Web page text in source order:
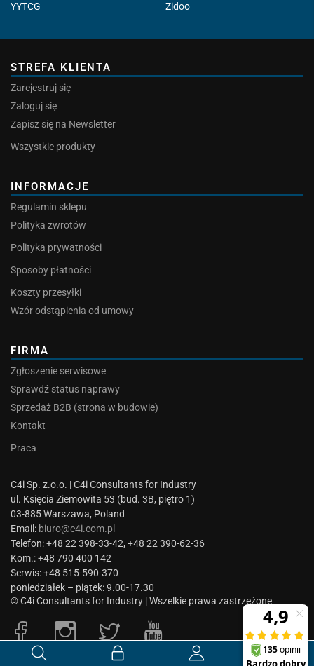
YYTCG
Zidoo
STREFA KLIENTA
Zarejestruj się
Zaloguj się
Zapisz się na Newsletter
Wszystkie produkty
INFORMACJE
Regulamin sklepu
Polityka zwrotów
Polityka prywatności
Sposoby płatności
Koszty przesyłki
Wzór odstąpienia od umowy
FIRMA
Zgłoszenie serwisowe
Sprawdź status naprawy
Sprzedaż B2B (strona w budowie)
Kontakt
Praca
C4i Sp. z.o.o. | C4i Consultants for Industry
ul. Księcia Ziemowita 53 (bud. 3B, piętro 1)
03-885 Warszawa, Poland
Email: biuro@c4i.com.pl
Telefon: +48 22 398-33-42, +48 22 390-62-36
Kom.: +48 790 400 142
Serwis: +48 515-590-370
poniedziałek – piątek: 9.00-17.30
© C4i Consultants for Industry | Wszelkie prawa zastrzeżone
0